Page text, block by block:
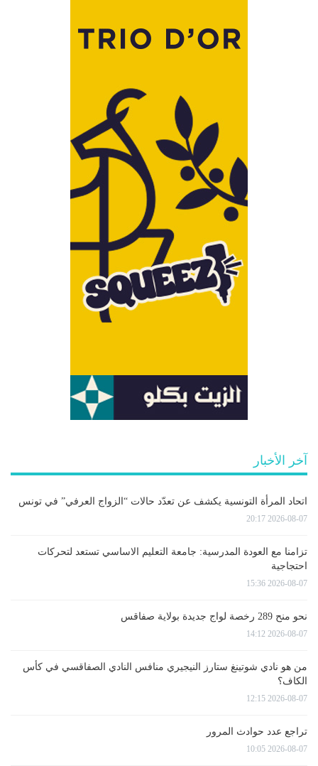
آخر الأخبار
اتحاد المرأة التونسية يكشف عن تعدّد حالات “الزواج العرفي” في تونس
2026-08-07 20:17
تزامنا مع العودة المدرسية: جامعة التعليم الاساسي تستعد لتحركات
احتجاجية
2026-08-07 15:36
نحو منح 289 رخصة لواج جديدة بولاية صفاقس
2026-08-07 14:12
من هو نادي شوتينغ ستارز النيجيري منافس النادي الصفاقسي في كأس
الكاف؟
2026-08-07 12:15
تراجع عدد حوادث المرور
2026-08-07 10:05